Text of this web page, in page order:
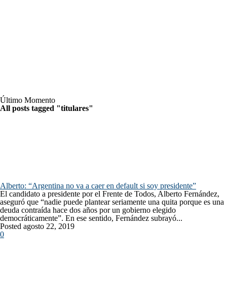
Último Momento
All posts tagged "titulares"
Alberto: “Argentina no va a caer en default si soy presidente”
El candidato a presidente por el Frente de Todos, Alberto Fernández,
aseguró que “nadie puede plantear seriamente una quita porque es una
deuda contraída hace dos años por un gobierno elegido
democráticamente”. En ese sentido, Fernández subrayó...
Posted agosto 22, 2019
0